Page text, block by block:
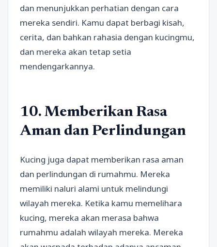
dan menunjukkan perhatian dengan cara
mereka sendiri. Kamu dapat berbagi kisah,
cerita, dan bahkan rahasia dengan kucingmu,
dan mereka akan tetap setia
mendengarkannya.
10. Memberikan Rasa
Aman dan Perlindungan
Kucing juga dapat memberikan rasa aman
dan perlindungan di rumahmu. Mereka
memiliki naluri alami untuk melindungi
wilayah mereka. Ketika kamu memelihara
kucing, mereka akan merasa bahwa
rumahmu adalah wilayah mereka. Mereka